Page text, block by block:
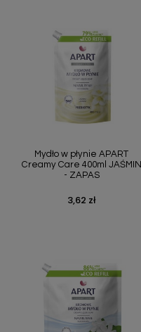
Mydło w płynie APART
Creamy Care 400ml JAŚMIN
- ZAPAS
Cena
3,62 zł